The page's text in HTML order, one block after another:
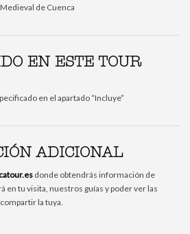
de Cuenca
EN ESTE TOUR
en el apartado “Incluye”
ADICIONAL
es donde obtendrás información de
en tu visita, nuestros guías y poder ver las
la tuya.